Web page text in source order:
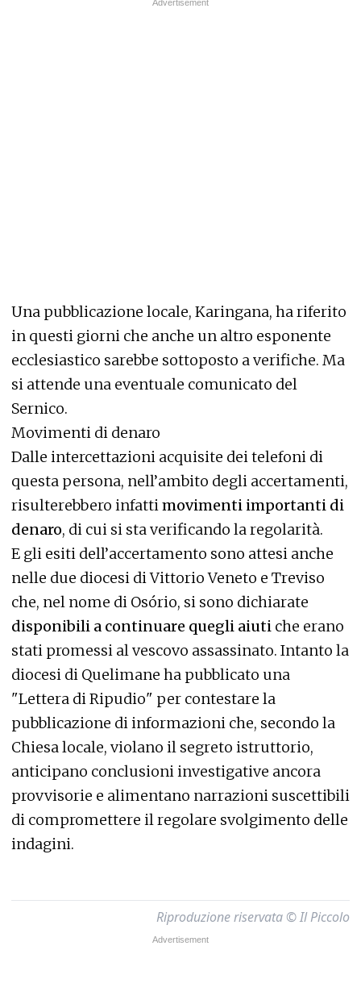
Una pubblicazione locale, Karingana, ha riferito
in questi giorni che anche un altro esponente
ecclesiastico sarebbe sottoposto a verifiche. Ma
si attende una eventuale comunicato del
Sernico.
Movimenti di denaro
Dalle intercettazioni acquisite dei telefoni di
questa persona, nell’ambito degli accertamenti,
risulterebbero infattimovimenti importanti di
denaro, di cui si sta verificando la regolarità.
E gli esiti dell’accertamento sono attesi anche
nelle due diocesi di Vittorio Veneto e Treviso
che, nel nome di Osório, si sono dichiarate
disponibili a continuare quegli aiuti che erano
stati promessi al vescovo assassinato. Intanto la
diocesi di Quelimane ha pubblicato una
"Lettera di Ripudio" per contestare la
pubblicazione di informazioni che, secondo la
Chiesa locale, violano il segreto istruttorio,
anticipano conclusioni investigative ancora
provvisorie e alimentano narrazioni suscettibili
di compromettere il regolare svolgimento delle
indagini.
Riproduzione riservata © Il Piccolo